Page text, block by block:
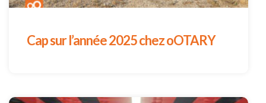
Cap sur l’année 2025 chez oOTARY